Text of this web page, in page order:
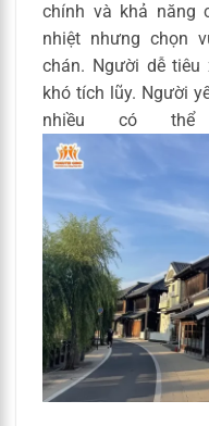
chính và khả năng
nhiệt nhưng chọn
chán. Người dễ
khó tích lũy. Người
nhiều có